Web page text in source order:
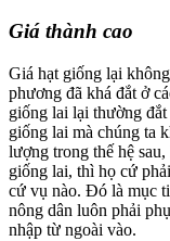
Giá thành cao
Giá hạt giống lại
phương đã khá đắt ở
giống lai lại thường
giống lai mà chúng ta
lượng trong thế hệ
giống lai, thì họ cứ
cứ vụ nào. Đó là mục
nông dân luôn phải
nhập từ ngoài vào.